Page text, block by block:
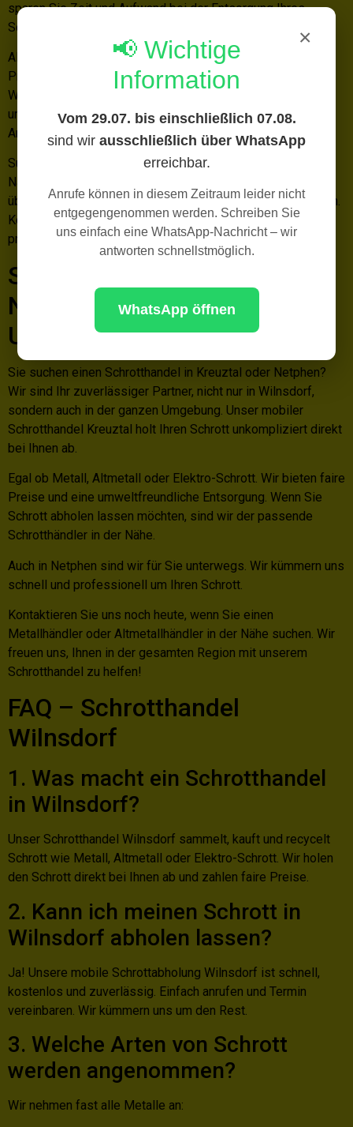
sparen Sie Zeit und Aufwand bei der Entsorgung Ihres
Schrotts.
Als gewerblicher Schrotthandel in der Nähe bieten wir faire
Preise für Ihren Schrott. Wir sind Ihr Ansprechpartner in
Wilnsdorf-Lehnscheid. Unser Team sorgt für eine
umweltgerechte Entsorgung und den bestmöglichen
Ankaufspreis.
Suchen Sie einen Metallhändler oder Altmetallhändler in der
Nähe? Unser Schrottankauf in Wilnsdorf-Lehnscheid
überzeugt durch Service, Schnelligkeit und faire Konditionen.
Kontaktieren Sie uns und profitieren Sie von unserem
professionellen Schrotthandel.
Schrotthandel Kreuztal und
Netphen – Auch in der
Umgebung für Sie da
Sie suchen einen Schrotthandel in Kreuztal oder Netphen?
Wir sind Ihr zuverlässiger Partner, nicht nur in Wilnsdorf,
sondern auch in der ganzen Umgebung. Unser mobiler
Schrotthandel Kreuztal holt Ihren Schrott unkompliziert direkt
bei Ihnen ab.
Egal ob Metall, Altmetall oder Elektro-Schrott. Wir bieten faire
Preise und eine umweltfreundliche Entsorgung. Wenn Sie
Schrott abholen lassen möchten, sind wir der passende
Schrotthändler in der Nähe.
Auch in Netphen sind wir für Sie unterwegs. Wir kümmern uns
schnell und professionell um Ihren Schrott.
Kontaktieren Sie uns noch heute, wenn Sie einen
Metallhändler oder Altmetallhändler in der Nähe suchen. Wir
freuen uns, Ihnen in der gesamten Region mit unserem
Schrotthandel zu helfen!
FAQ – Schrotthandel
Wilnsdorf
1. Was macht ein Schrotthandel
in Wilnsdorf?
Unser Schrotthandel Wilnsdorf sammelt, kauft und recycelt
Schrott wie Metall, Altmetall oder Elektro-Schrott. Wir holen
den Schrott direkt bei Ihnen ab und zahlen faire Preise.
2. Kann ich meinen Schrott in
Wilnsdorf abholen lassen?
Ja! Unsere mobile Schrottabholung Wilnsdorf ist schnell,
kostenlos und zuverlässig. Einfach anrufen und Termin
vereinbaren. Wir kümmern uns um den Rest.
3. Welche Arten von Schrott
werden angenommen?
Wir nehmen fast alle Metalle an:
×
📢 Wichtige
Information
Vom 29.07. bis einschließlich 07.08.
sind wir ausschließlich über WhatsApp
erreichbar.
Anrufe können in diesem Zeitraum leider nicht
entgegengenommen werden. Schreiben Sie
uns einfach eine WhatsApp-Nachricht – wir
antworten schnellstmöglich.
WhatsApp öffnen